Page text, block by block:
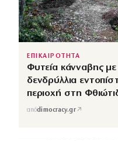
ΕΠΙΚΑΙΡΟΤΗΤΑ
Φυτεία κάνναβης
δενδρύλλια
περιοχή στη
απόdimocracy.gr↗